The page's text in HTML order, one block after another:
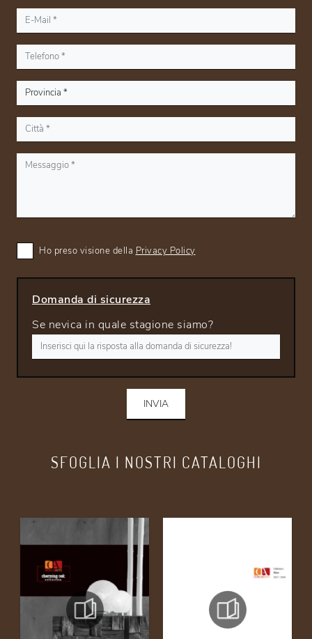
SFOGLIA I NOSTRI CATALOGHI
Ho preso visione della Privacy Policy
Domanda di sicurezza
Se nevica in quale stagione siamo?
INVIA